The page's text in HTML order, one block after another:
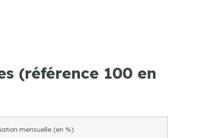
(référence 100 en
mensuelle (en %)